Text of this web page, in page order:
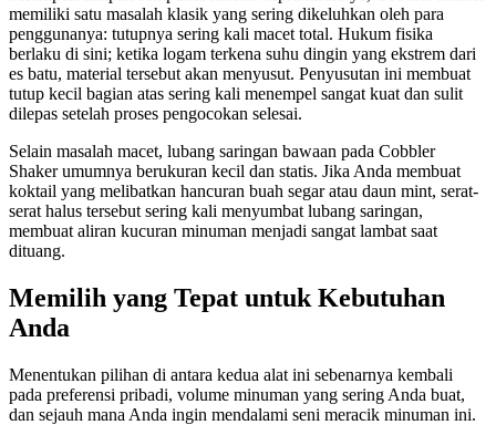
memiliki satu masalah klasik yang sering dikeluhkan oleh para
penggunanya: tutupnya sering kali macet total. Hukum fisika
berlaku di sini; ketika logam terkena suhu dingin yang ekstrem dari
es batu, material tersebut akan menyusut. Penyusutan ini membuat
tutup kecil bagian atas sering kali menempel sangat kuat dan sulit
dilepas setelah proses pengocokan selesai.
Selain masalah macet, lubang saringan bawaan pada Cobbler
Shaker umumnya berukuran kecil dan statis. Jika Anda membuat
koktail yang melibatkan hancuran buah segar atau daun mint, serat-
serat halus tersebut sering kali menyumbat lubang saringan,
membuat aliran kucuran minuman menjadi sangat lambat saat
dituang.
Memilih yang Tepat untuk Kebutuhan
Anda
Menentukan pilihan di antara kedua alat ini sebenarnya kembali
pada preferensi pribadi, volume minuman yang sering Anda buat,
dan sejauh mana Anda ingin mendalami seni meracik minuman ini.